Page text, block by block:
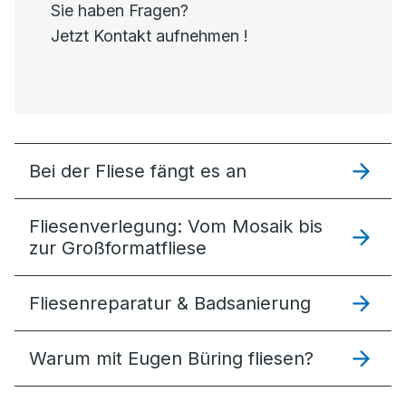
Sie haben Fragen?
Jetzt Kontakt aufnehmen !
Bei der Fliese fängt es an
Fliesenverlegung: Vom Mosaik bis
zur Großformatfliese
Fliesenreparatur & Badsanierung
Warum mit Eugen Büring fliesen?